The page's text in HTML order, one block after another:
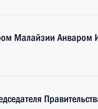
Малайзии Анваром